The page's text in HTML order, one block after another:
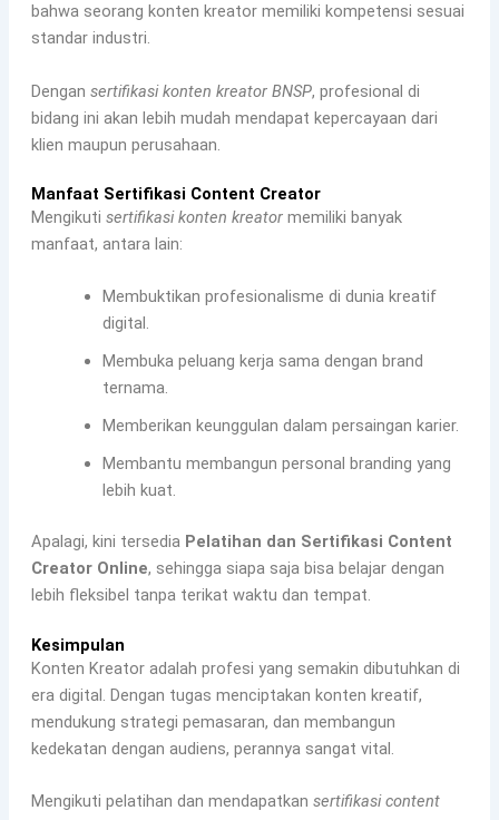
bahwa seorang konten kreator memiliki kompetensi sesuai
standar industri.
Dengan sertifikasi konten kreator BNSP, profesional di
bidang ini akan lebih mudah mendapat kepercayaan dari
klien maupun perusahaan.
Manfaat Sertifikasi Content Creator
Mengikuti sertifikasi konten kreatormemiliki banyak
manfaat, antara lain:
Membuktikan profesionalisme di dunia kreatif
digital.
Membuka peluang kerja sama dengan brand
ternama.
Memberikan keunggulan dalam persaingan karier.
Membantu membangun personal branding yang
lebih kuat.
Apalagi, kini tersedia Pelatihan dan Sertifikasi Content
Creator Online, sehingga siapa saja bisa belajar dengan
lebih fleksibel tanpa terikat waktu dan tempat.
Kesimpulan
Konten Kreator adalah profesi yang semakin dibutuhkan di
era digital. Dengan tugas menciptakan konten kreatif,
mendukung strategi pemasaran, dan membangun
kedekatan dengan audiens, perannya sangat vital.
Mengikuti pelatihan dan mendapatkan sertifikasi content